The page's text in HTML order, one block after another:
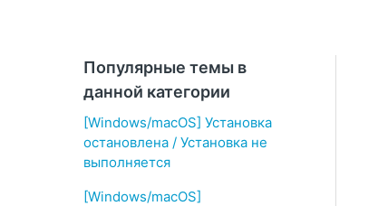
Популярные темы в
данной категории
[Windows/macOS] Установка
остановлена / Установка не
выполняется
[Windows/macOS]